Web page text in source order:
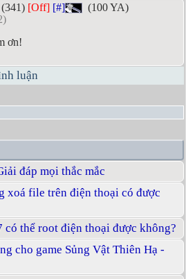
(341) [Off] [#]
(100 YA)
ơn!
luận
đáp mọi thắc mắc
xoá file trên điện thoại có được
thể root điện thoại được không?
cho game Sủng Vật Thiên Hạ -